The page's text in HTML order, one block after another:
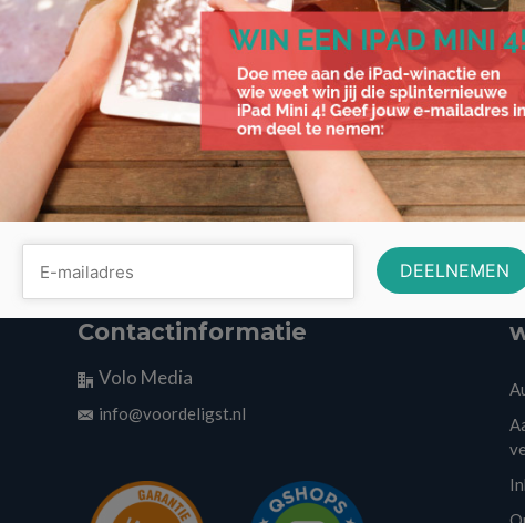
duurzame energie,elektriciteit, Energie,energiebelastingn energieleverancier,
,leveringskosten,licht,netbeheerder
Contactinformatie
Volo Media
info@voordeligst.nl